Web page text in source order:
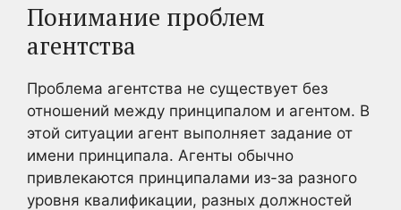
Понимание проблем
агентства
Проблема агентства не существует без
отношений между принципалом и агентом. В
этой ситуации агент выполняет задание от
имени принципала. Агенты обычно
привлекаются принципалами из-за разного
уровня квалификации, разных должностей